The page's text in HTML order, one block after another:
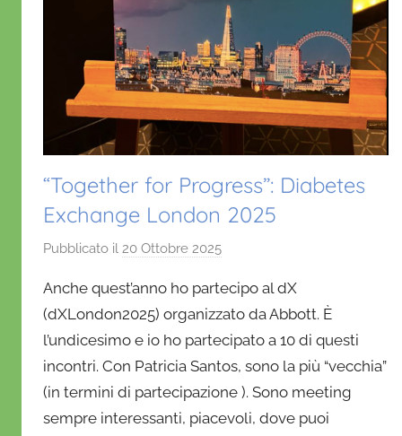
“Together for Progress”: Diabetes
Exchange London 2025
Pubblicato il 20 Ottobre 2025
D
a
n
i
e
l
Anche quest’anno ho partecipo al dX
(dXLondon2025) organizzato da Abbott. È
l’undicesimo e io ho partecipato a 10 di questi
incontri. Con Patricia Santos, sono la più “vecchia”
(in termini di partecipazione ). Sono meeting
sempre interessanti, piacevoli, dove puoi